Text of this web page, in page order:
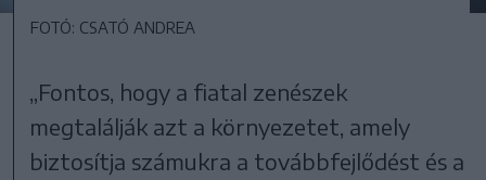
FOTÓ: CSATÓ ANDREA
„Fontos, hogy a fiatal zenészek
megtalálják azt a környezetet, amely
biztosítja számukra a továbbfejlődést és a